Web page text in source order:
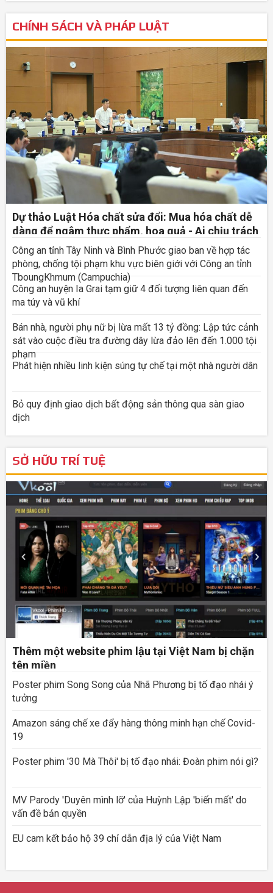
CHÍNH SÁCH VÀ PHÁP LUẬT
Dự thảo Luật Hóa chất sửa đổi: Mua hóa chất dễ
dàng để ngâm thực phẩm, hoa quả - Ai chịu trách
nhiệm chính?
Công an tỉnh Tây Ninh và Bình Phước giao ban về hợp tác
phòng, chống tội phạm khu vực biên giới với Công an tỉnh
TboungKhmum (Campuchia)
Công an huyện Ia Grai tạm giữ 4 đối tượng liên quan đến
ma túy và vũ khí
Bán nhà, người phụ nữ bị lừa mất 13 tỷ đồng: Lập tức cảnh
sát vào cuộc điều tra đường dây lừa đảo lên đến 1.000 tội
phạm
Phát hiện nhiều linh kiện súng tự chế tại một nhà người dân
Bỏ quy định giao dịch bất động sản thông qua sàn giao
dịch
SỞ HỮU TRÍ TUỆ
Thêm một website phim lậu tại Việt Nam bị chặn
tên miền
Poster phim Song Song của Nhã Phương bị tố đạo nhái ý
tưởng
Amazon sáng chế xe đẩy hàng thông minh hạn chế Covid-
19
Poster phim '30 Mà Thôi' bị tố đạo nhái: Đoàn phim nói gì?
MV Parody 'Duyên mình lỡ' của Huỳnh Lập 'biến mất' do
vấn đề bản quyền
EU cam kết bảo hộ 39 chỉ dẫn địa lý của Việt Nam